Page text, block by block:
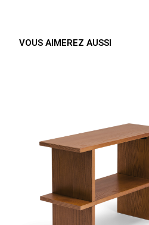
VOUS AIMEREZ AUSSI
Précommande disponible